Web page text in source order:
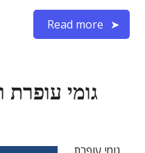
Read more
גומי עופרת